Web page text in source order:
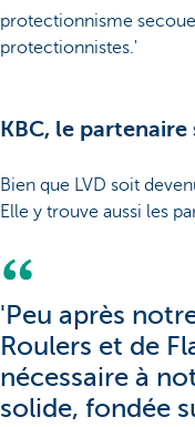
protectionnisme
protectionnistes.'
KBC, le
Bien que LVD soit
Elle y trouve aussi les
'Peu après
Roulers et de
nécessaire à
solide, fondée